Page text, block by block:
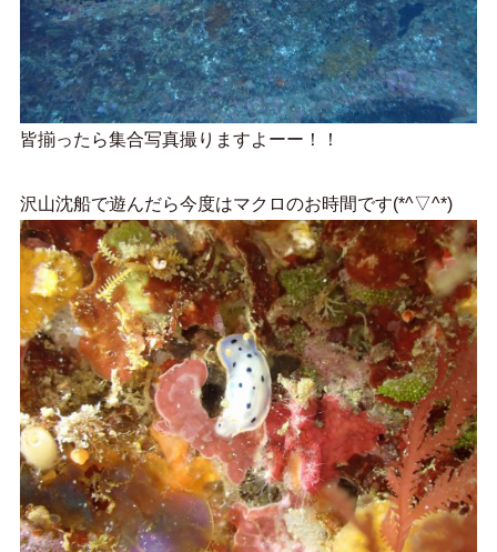
皆揃ったら集合写真撮りますよーー！！
沢山沈船で遊んだら今度はマクロのお時間です(*^▽^*)